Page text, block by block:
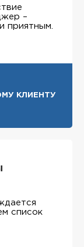
–
приятным.
КЛИЕНТУ
список